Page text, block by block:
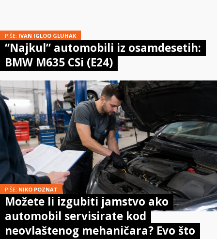
PIŠE: IVAN IGLOO GLUHAK
“Najkul” automobili iz osamdesetih:
BMW M635 CSi (E24)
PIŠE: NIKO POZNAT
Možete li izgubiti jamstvo ako
automobil servisirate kod
neovlaštenog mehaničara? Evo što